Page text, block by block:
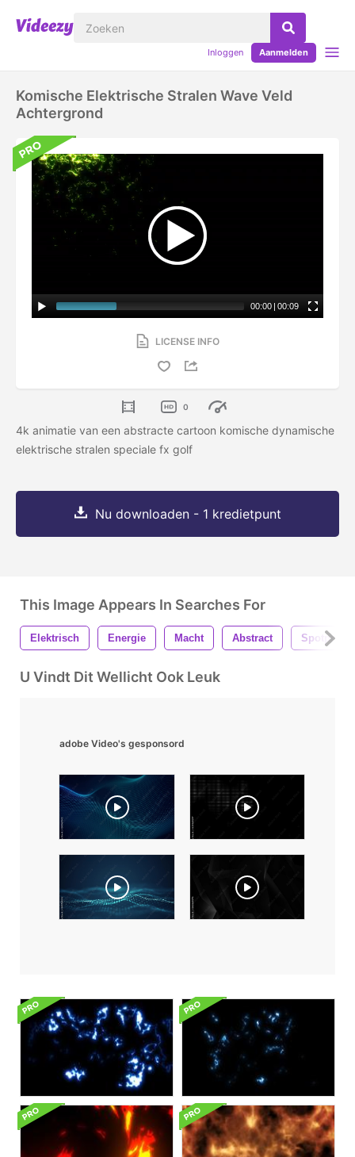
Inloggen Aanmelden
Komische Elektrische Stralen Wave Veld
Achtergrond
00:00 | 00:09
LICENSE INFO
0
4k animatie van een abstracte cartoon komische dynamische
elektrische stralen speciale fx golf
Nu downloaden - 1 kredietpunt
This Image Appears In Searches For
Elektrisch Energie Macht Abstract Spotprent
U Vindt Dit Wellicht Ook Leuk
adobe Video's gesponsord